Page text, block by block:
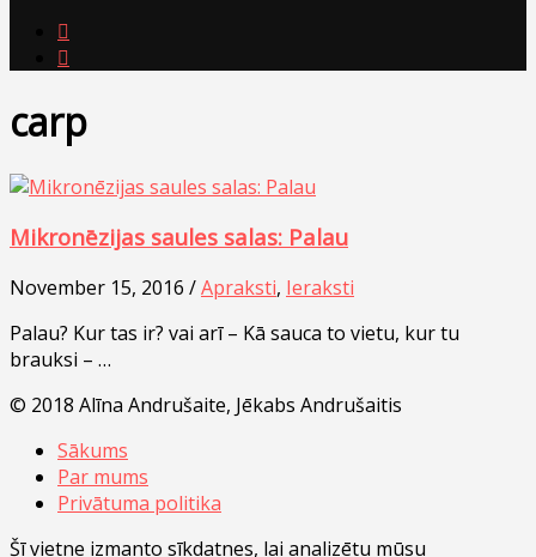


carp
Mikronēzijas saules salas: Palau
November 15, 2016 /Apraksti, Ieraksti
Palau? Kur tas ir? vai arī – Kā sauca to vietu, kur tu
brauksi – …
© 2018 Alīna Andrušaite, Jēkabs Andrušaitis
Sākums
Par mums
Privātuma politika
Šī vietne izmanto sīkdatnes, lai analizētu mūsu